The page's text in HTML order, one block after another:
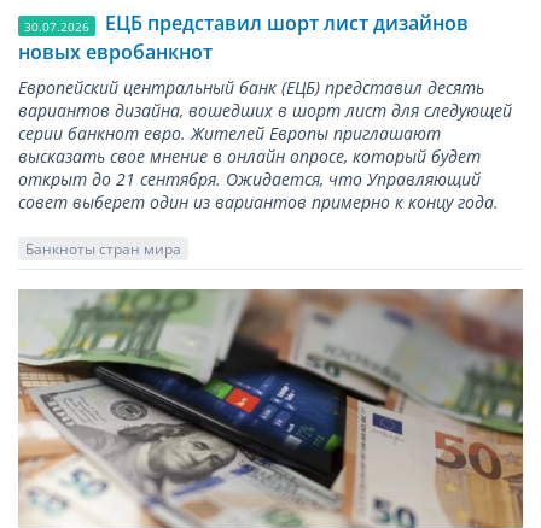
30.07.2026
ЕЦБ представил шорт лист дизайнов
новых евробанкнот
Европейский центральный банк (ЕЦБ) представил десять
вариантов дизайна, вошедших в шорт лист для следующей
серии банкнот евро. Жителей Европы приглашают
высказать свое мнение в онлайн опросе, который будет
открыт до 21 сентября. Ожидается, что Управляющий
совет выберет один из вариантов примерно к концу года.
Банкноты стран мира